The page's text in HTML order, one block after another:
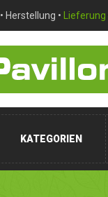
• Herstellung • Lieferung
KATEGORIEN